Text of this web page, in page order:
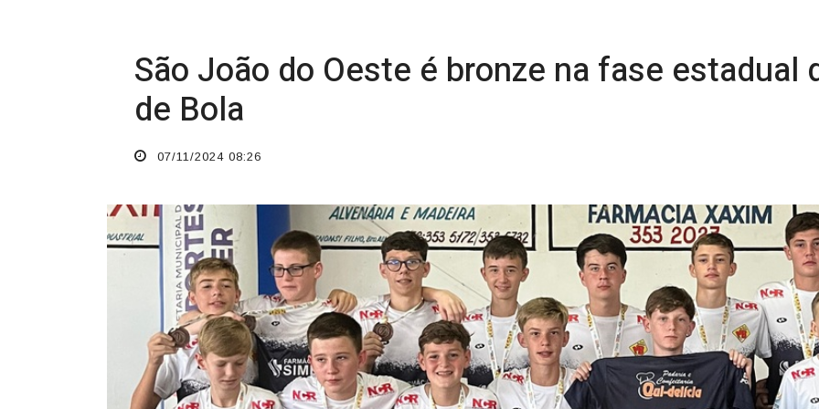
São João do Oeste é bronze na fase estadual
de Bola
07/11/2024 08:26